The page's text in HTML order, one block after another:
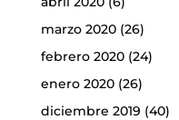
marzo 2020(26)
febrero 2020(24)
enero 2020(26)
diciembre 2019 (40)